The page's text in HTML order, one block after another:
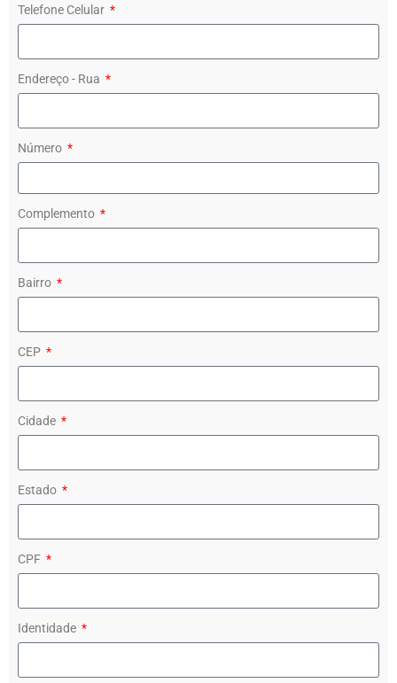
Telefone Celular
Endereço - Rua
Número
Complemento
Bairro
CEP
Cidade
Estado
CPF
Identidade